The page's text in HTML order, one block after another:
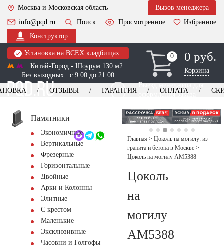
Москва и Московская область
Вызов менеджера
info@pqd.ru
Поиск Просмотренное
Избранное
Конструктор
Установка на ВСЕХ кладбищах
Китай-Город - Шоурум 130 м2
Без выходных : с 9:00 до 21:00
0
0 0 руб.
Корзина
Выезд менеджера для
оформления заказа
+7 (495) 518-44-23
Обратный звонок
ОТЗЫВЫ ГАРАНТИЯ ОПЛАТА
Памятники
Экономичные
Вертикальные
Фрезерные
Горизонтальные
Двойные
Арки и Колонны
Элитные
С крестом
Маленькие
Эксклюзивные
Часовни и Голгофы
Главная > Цоколь на могилу: из
гранита и бетона в Москве >
Цоколь на могилу AM5388
Цоколь
на
могилу
AM5388